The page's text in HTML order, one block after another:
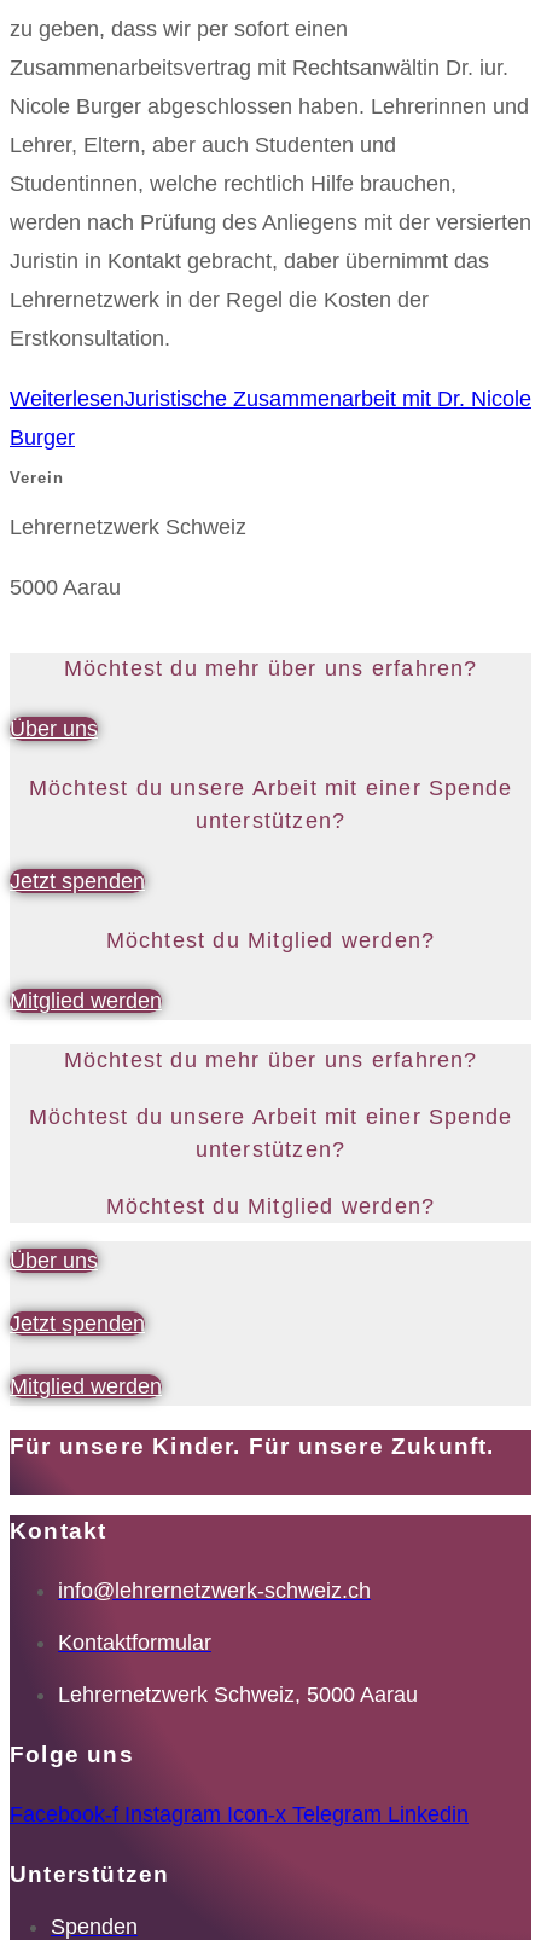
zu geben, dass wir per sofort einen
Zusammenarbeitsvertrag mit Rechtsanwältin Dr. iur.
Nicole Burger abgeschlossen haben. Lehrerinnen und
Lehrer, Eltern, aber auch Studenten und
Studentinnen, welche rechtlich Hilfe brauchen,
werden nach Prüfung des Anliegens mit der versierten
Juristin in Kontakt gebracht, daber übernimmt das
Lehrernetzwerk in der Regel die Kosten der
Erstkonsultation.
WeiterlesenJuristische Zusammenarbeit mit Dr. Nicole
Burger
Verein
Lehrernetzwerk Schweiz
5000 Aarau
Möchtest du mehr über uns erfahren?
Über uns
Möchtest du unsere Arbeit mit einer Spende
unterstützen?
Jetzt spenden
Möchtest du Mitglied werden?
Mitglied werden
Möchtest du mehr über uns erfahren?
Möchtest du unsere Arbeit mit einer Spende
unterstützen?
Möchtest du Mitglied werden?
Über uns
Jetzt spenden
Mitglied werden
Für unsere Kinder. Für unsere Zukunft.
Kontakt
info@lehrernetzwerk-schweiz.ch
Kontaktformular
Lehrernetzwerk Schweiz, 5000 Aarau
Folge uns
Facebook-f Instagram Icon-x Telegram Linkedin
Unterstützen
Spenden